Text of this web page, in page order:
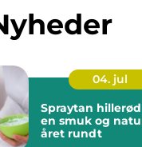
04. jul
Spraytan hillerød guide til
en smuk og
året rundt